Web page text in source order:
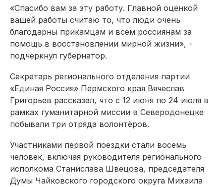
«Спасибо вам за эту работу. Главной оценкой
вашей работы считаю то, что люди очень
благодарны прикамцам и всем россиянам за
помощь в восстановлении мирной жизни», -
подчеркнул губернатор.
Секретарь регионального отделения партии
«Единая Россия» Пермского края Вячеслав
Григорьев рассказал, что с 12 июня по 24 июля в
рамках гуманитарной миссии в Северодонецке
побывали три отряда волонтёров.
Участниками первой поездки стали восемь
человек, включая руководителя регионального
исполкома Станислава Швецова, председателя
Думы Чайковского городского округа Михаила